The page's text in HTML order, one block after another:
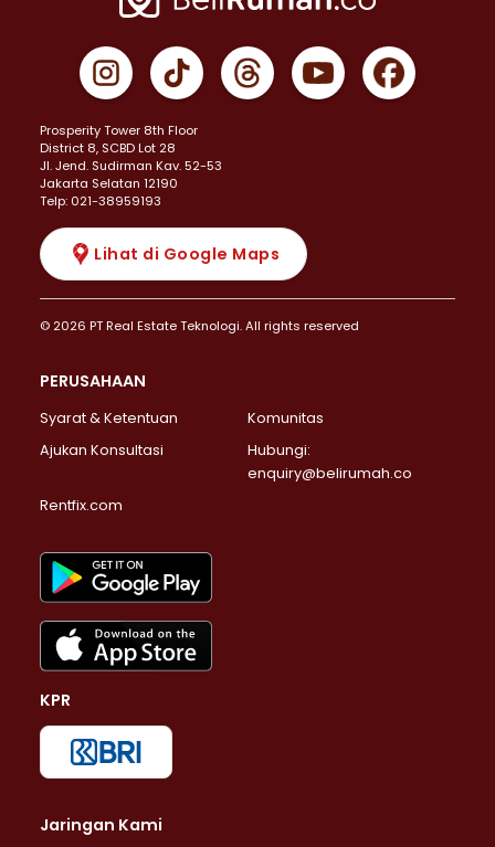
Prosperity Tower 8th Floor
District 8, SCBD Lot 28
JI. Jend. Sudirman Kav. 52-53
Jakarta Selatan 12190
Telp: 021-38959193
Lihat di Google Maps
© 2026 PT Real Estate Teknologi. All rights reserved
PERUSAHAAN
Syarat & Ketentuan
Komunitas
Ajukan Konsultasi
Hubungi:
enquiry@belirumah.co
Rentfix.com
KPR
Jaringan Kami